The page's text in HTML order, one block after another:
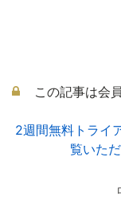
この記事は会
2週間無料トライ
覧いた